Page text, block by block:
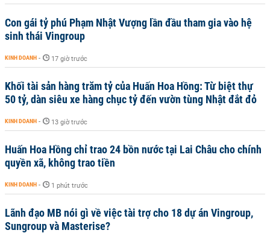
Con gái tỷ phú Phạm Nhật Vượng lần đầu tham gia vào hệ
sinh thái Vingroup
KINH DOANH - 17 giờ trước
Khối tài sản hàng trăm tỷ của Huấn Hoa Hồng: Từ biệt thự
50 tỷ, dàn siêu xe hàng chục tỷ đến vườn tùng Nhật đắt đỏ
KINH DOANH - 13 giờ trước
Huấn Hoa Hồng chỉ trao 24 bồn nước tại Lai Châu cho chính
quyền xã, không trao tiền
KINH DOANH - 1 phút trước
Lãnh đạo MB nói gì về việc tài trợ cho 18 dự án Vingroup,
Sungroup và Masterise?